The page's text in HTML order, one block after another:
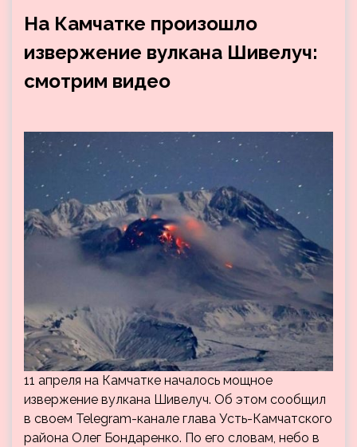
На Камчатке произошло
извержение вулкана Шивелуч:
смотрим видео
11 апреля на Камчатке началось мощное
извержение вулкана Шивелуч. Об этом сообщил
в своем Telegram-канале глава Усть-Камчатского
района Олег Бондаренко. По его словам, небо в